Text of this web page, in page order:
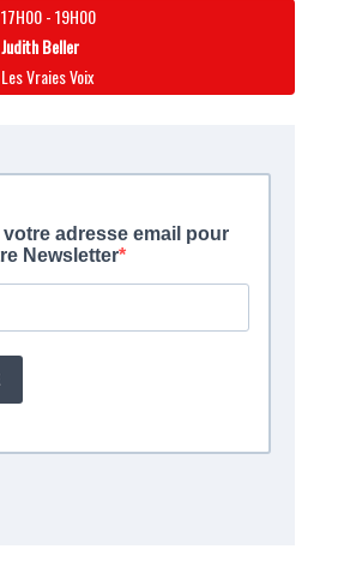
17H00-19H00
Judith Beller
Les Vraies Voix